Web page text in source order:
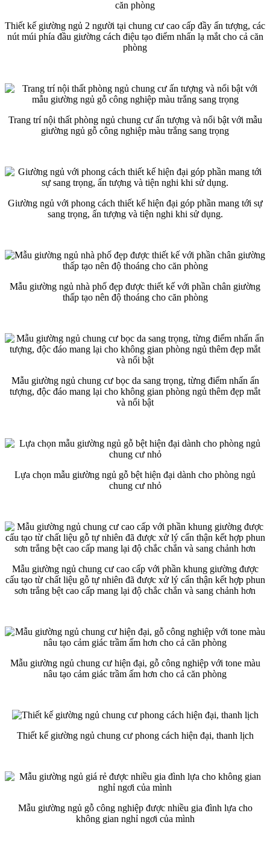
Thiết kế giường ngủ 2 người tại chung cư cao cấp đầy ấn tượng, các
nút múi phía đầu giường cách điệu tạo điểm nhấn lạ mắt cho cả căn
phòng
Trang trí nội thất phòng ngủ chung cư ấn tượng và nổi bật với mẫu
giường ngủ gỗ công nghiệp màu trắng sang trọng
Giường ngủ với phong cách thiết kế hiện đại góp phần mang tới sự
sang trọng, ấn tượng và tiện nghi khi sử dụng.
Mẫu giường ngủ nhà phố đẹp được thiết kế với phần chân giường
thấp tạo nên độ thoáng cho căn phòng
Mẫu giường ngủ chung cư bọc da sang trọng, từng điểm nhấn ấn
tượng, độc đáo mang lại cho không gian phòng ngủ thêm đẹp mắt
và nổi bật
Lựa chọn mẫu giường ngủ gỗ bệt hiện đại dành cho phòng ngủ
chung cư nhỏ
Mẫu giường ngủ chung cư cao cấp với phần khung giường được
cấu tạo từ chất liệu gỗ tự nhiên đã được xử lý cẩn thận kết hợp phun
sơn trắng bệt cao cấp mang lại độ chắc chắn và sang chảnh hơn
Mẫu giường ngủ chung cư hiện đại, gỗ công nghiệp với tone màu
nâu tạo cảm giác trầm ấm hơn cho cả căn phòng
Thiết kế giường ngủ chung cư phong cách hiện đại, thanh lịch
Mẫu giường ngủ gỗ công nghiệp được nhiều gia đình lựa cho
không gian nghỉ ngơi của mình